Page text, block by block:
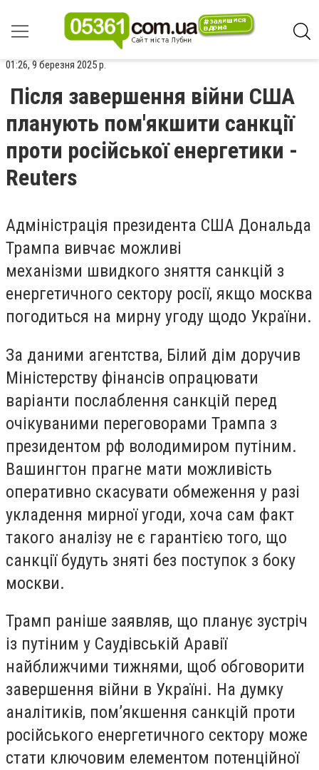
01:26, 9 березня 2025 р.
Після завершення війни США
планують пом'якшити санкції
проти російської енергетики -
Reuters
Адміністрація президента США Дональда
Трампа вивчає можливі
механізми швидкого зняття санкцій з
енергетичного сектору росії, якщо москва
погодиться на мирну угоду щодо України.
За даними агентства, Білий дім доручив
Міністерству фінансів опрацювати
варіанти послаблення санкцій перед
очікуваними переговорами Трампа з
президентом рф володимиром путіним.
Вашингтон прагне мати можливість
оперативно скасувати обмеження у разі
укладення мирної угоди, хоча сам факт
такого аналізу не є гарантією того, що
санкції будуть зняті без поступок з боку
москви.
Трамп раніше заявляв, що планує зустріч
із путіним у Саудівській Аравії
найближчими тижнями, щоб обговорити
завершення війни в Україні. На думку
аналітиків, пом’якшення санкцій проти
російського енергетичного сектору може
стати ключовим елементом потенційної